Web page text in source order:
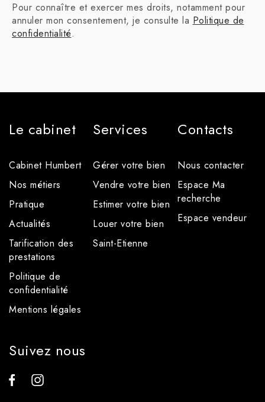
Pour connaître et exercer mes droits, notamment pour
annuler mon consentement, je consulte la Politique de
confidentialité.
Le cabinet
Cabinet Humbert
Nos métiers
Pratique
Actualités
Tarification des
prestations
Politique de
confidentialité
Mentions légales
Services
Gérer votre bien
Vendre votre bien
Estimer votre bien
Louer votre bien
Saint-Etienne
Contacts
Nous contacter
Espace Ma
recherche
Espace vendeur
Suivez nous